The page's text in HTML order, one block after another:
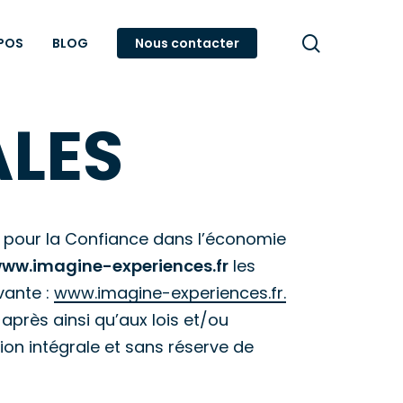
BLOG Nous contacter
la Confiance dans l’économie
experiences.fr les
:www.imagine-experiences.fr.
ainsi qu’aux lois et/ou
intégrale et sans réserve de